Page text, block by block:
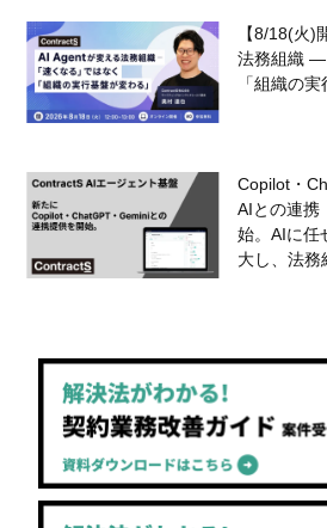
【8/18(火)
法務組織 —
「組織の
Copilot・
AIとの連携
始。AIに任
大し、法務